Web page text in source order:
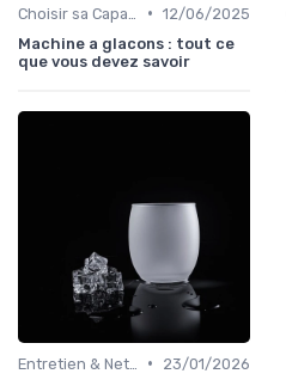
• 12/06/2025
Machine a glacons : tout ce
que vous devez savoir
•
23/01/2026